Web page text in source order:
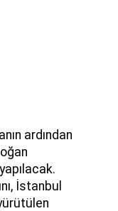
ardından
İstanbul